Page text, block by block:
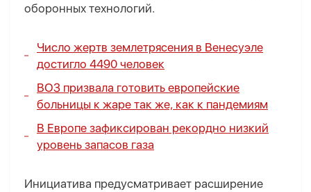
оборонных технологий.
Число жертв землетрясения в Венесуэле
достигло 4490 человек
ВОЗ призвала готовить европейские
больницы к жаре так же, как к пандемиям
В Европе зафиксирован рекордно низкий
уровень запасов газа
Инициатива предусматривает расширение